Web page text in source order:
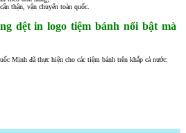
thận, vận chuyển toàn quốc.
dệt in logo tiệm bánh nổi bật mà
Minh đã thực hiện cho các tiệm bánh trên khắp cả nước: